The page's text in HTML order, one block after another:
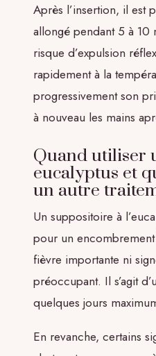
Après l’insertion, il est
allongé pendant 5 à 10
risque d’expulsion
rapidement à la
progressivement son
à nouveau les mains
Quand utiliser
eucalyptus et
un autre
Un suppositoire à
pour un
fièvre importante ni
préoccupant. Il s’agit
quelques jours
En revanche, certains